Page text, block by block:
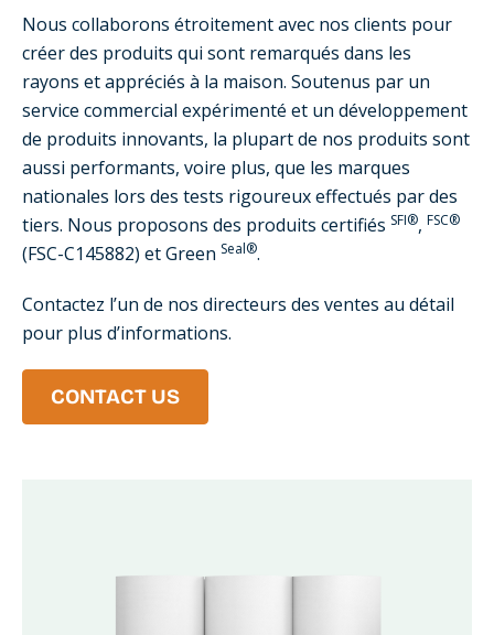
Nous collaborons étroitement avec nos clients pour
créer des produits qui sont remarqués dans les
rayons et appréciés à la maison. Soutenus par un
service commercial expérimenté et un développement
de produits innovants, la plupart de nos produits sont
aussi performants, voire plus, que les marques
nationales lors des tests rigoureux effectués par des
tiers. Nous proposons des produits certifiés SFI®, FSC®
(FSC-C145882) et Green Seal®.
Contactez l’un de nos directeurs des ventes au détail
pour plus d’informations.
CONTACT US